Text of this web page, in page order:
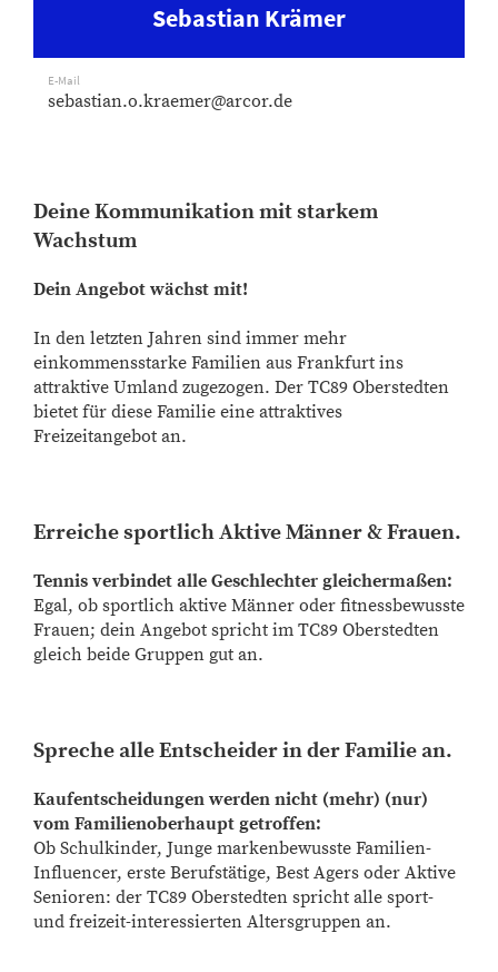
Sebastian Krämer
E-Mail
sebastian.o.kraemer@arcor.de
Deine Kommunikation mit starkem
Wachstum
Dein Angebot wächst mit!
In den letzten Jahren sind immer mehr
einkommensstarke Familien aus Frankfurt ins
attraktive Umland zugezogen. Der TC89 Oberstedten
bietet für diese Familie eine attraktives
Freizeitangebot an.
Erreiche sportlich Aktive Männer & Frauen.
Tennis verbindet alle Geschlechter gleichermaßen:
Egal, ob sportlich aktive Männer oder fitnessbewusste
Frauen; dein Angebot spricht im TC89 Oberstedten
gleich beide Gruppen gut an.
Spreche alle Entscheider in der Familie an.
Kaufentscheidungen werden nicht (mehr) (nur)
vom Familienoberhaupt getroffen:
Ob Schulkinder, Junge markenbewusste Familien-
Influencer, erste Berufstätige, Best Agers oder Aktive
Senioren: der TC89 Oberstedten spricht alle sport-
und freizeit-interessierten Altersgruppen an.